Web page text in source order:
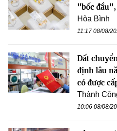
"bốc đầu",
Hòa Bình
11:17 08/08/
Đất
định lâu
có được
Thành
10:06 08/08/